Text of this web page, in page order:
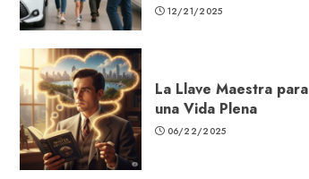
12/21/2025
La Llave Maestra para
una Vida Plena
06/22/2025